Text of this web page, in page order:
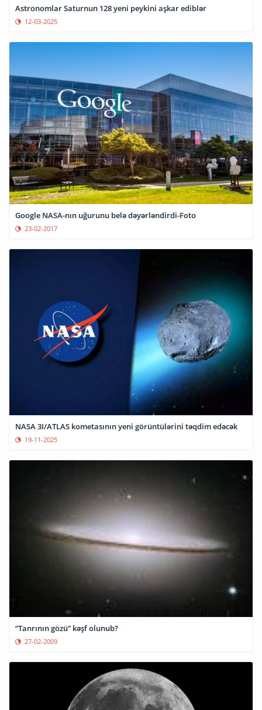
Astronomlar Saturnun 128 yeni peykini aşkar ediblər
12-03-2025
Google NASA-nın uğurunu belə dəyərləndirdi-Foto
23-02-2017
NASA 3I/ATLAS kometasının yeni görüntülərini təqdim edəcək
19-11-2025
“Tanrının gözü” kəşf olunub?
27-02-2009